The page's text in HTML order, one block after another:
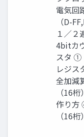
電気回
（D-
１／
4bitカ
スタ ①
レジス
全加減
（16
作り方
（16桁